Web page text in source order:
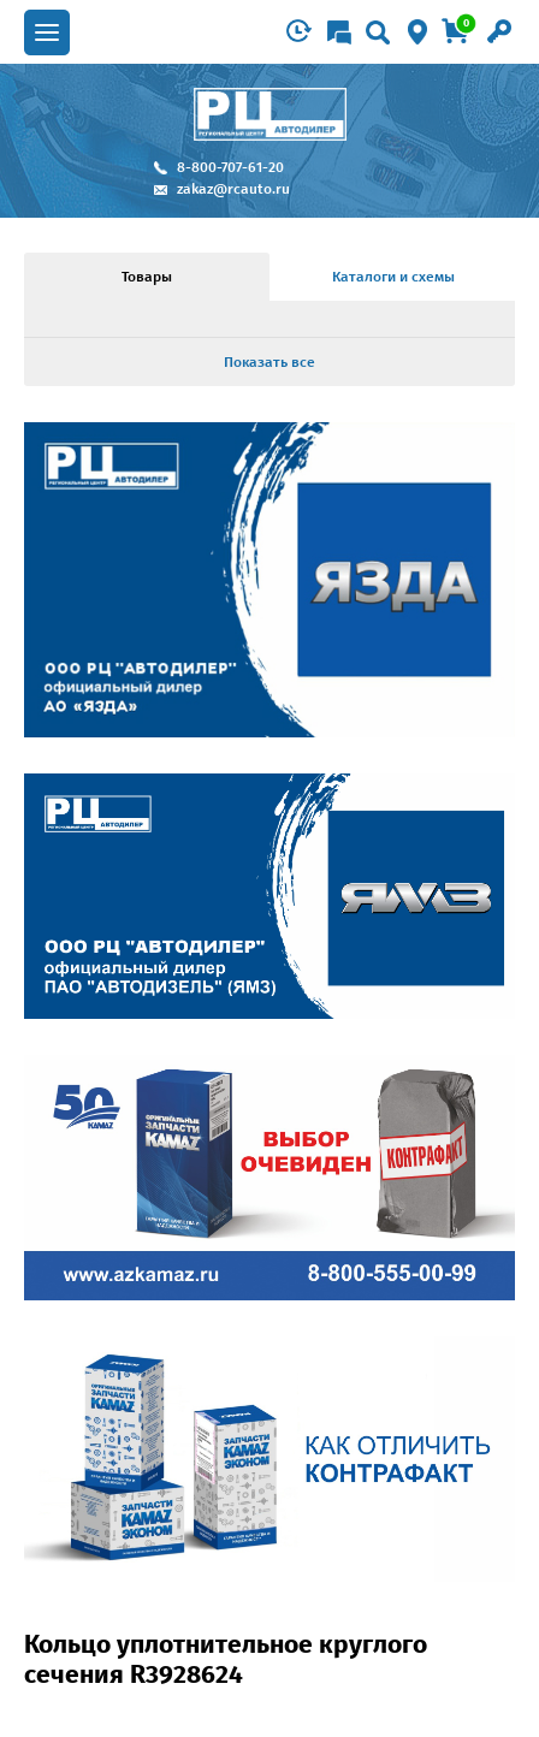
0
8-800-707-61-20
zakaz@rcauto.ru
Товары Каталоги и схемы
Показать все
Кольцо уплотнительное круглого
сечения R3928624